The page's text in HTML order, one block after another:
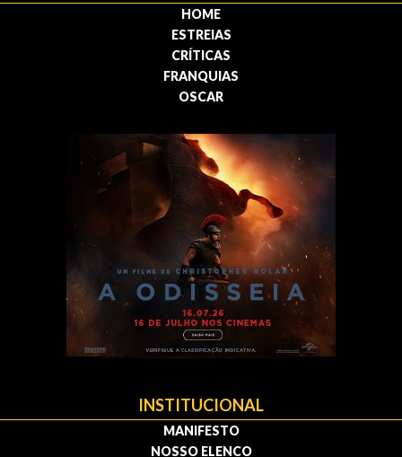
HOME
ESTREIAS
CRÍTICAS
FRANQUIAS
OSCAR
INSTITUCIONAL
MANIFESTO
NOSSO ELENCO